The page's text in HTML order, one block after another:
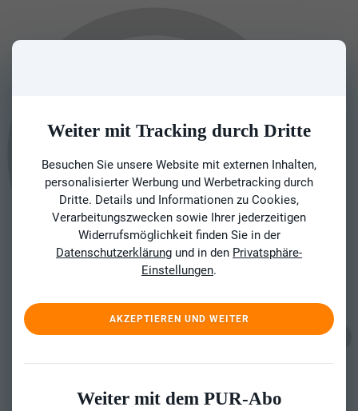
Weiter mit Tracking durch Dritte
Besuchen Sie unsere Website mit externen Inhalten,
personalisierter Werbung und Werbetracking durch
Dritte. Details und Informationen zu Cookies,
Verarbeitungszwecken sowie Ihrer jederzeitigen
Widerrufsmöglichkeit finden Sie in der
Datenschutzerklärung und in den Privatsphäre-
Einstellungen.
AKZEPTIEREN UND WEITER
Weiter mit dem PUR-Abo